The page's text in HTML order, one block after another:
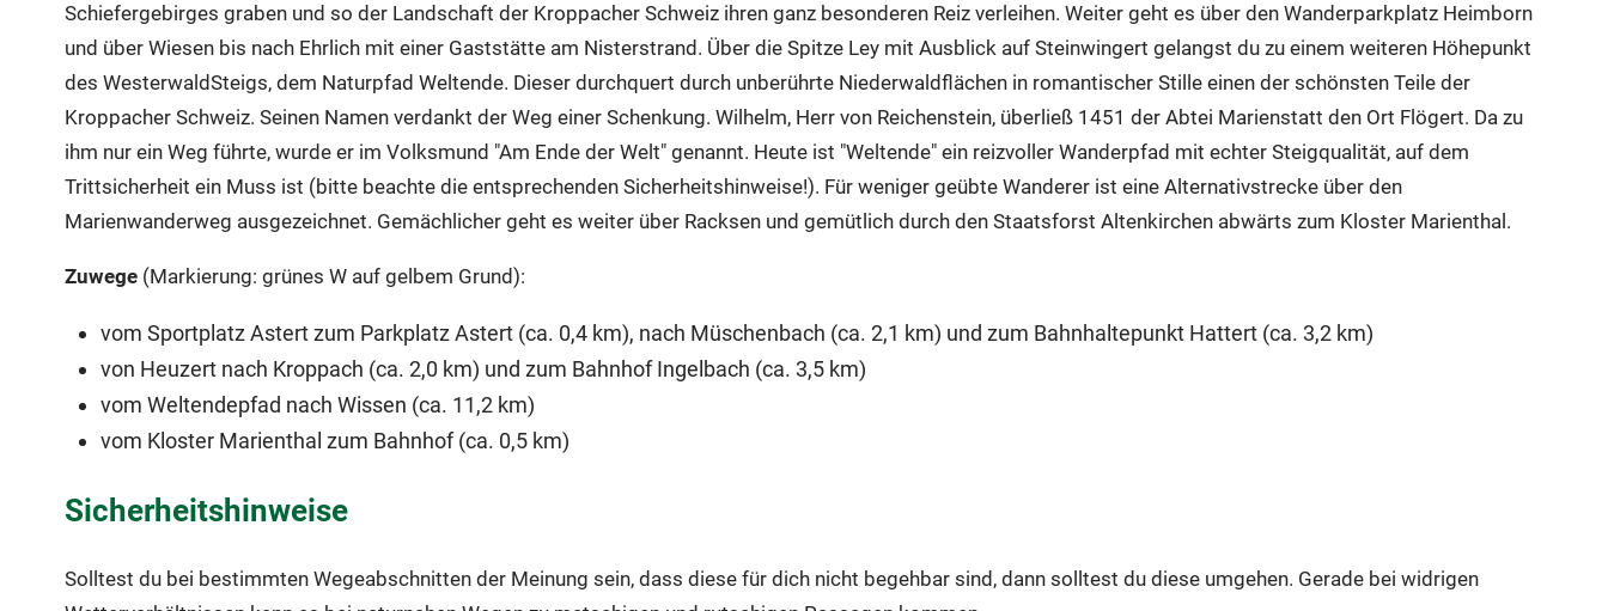
Schiefergebirges graben und so der Landschaft der Kroppacher Schweiz ihren ganz besonderen Reiz verleihen. Weiter geht es über den Wanderparkplatz Heimborn
und über Wiesen bis nach Ehrlich mit einer Gaststätte am Nisterstrand. Über die Spitze Ley mit Ausblick auf Steinwingert gelangst du zu einem weiteren Höhepunkt
des WesterwaldSteigs, dem Naturpfad Weltende. Dieser durchquert durch unberührte Niederwaldflächen in romantischer Stille einen der schönsten Teile der
Kroppacher Schweiz. Seinen Namen verdankt der Weg einer Schenkung. Wilhelm, Herr von Reichenstein, überließ 1451 der Abtei Marienstatt den Ort Flögert. Da zu
ihm nur ein Weg führte, wurde er im Volksmund "Am Ende der Welt" genannt. Heute ist "Weltende" ein reizvoller Wanderpfad mit echter Steigqualität, auf dem
Trittsicherheit ein Muss ist (bitte beachte die entsprechenden Sicherheitshinweise!). Für weniger geübte Wanderer ist eine Alternativstrecke über den
Marienwanderweg ausgezeichnet. Gemächlicher geht es weiter über Racksen und gemütlich durch den Staatsforst Altenkirchen abwärts zum Kloster Marienthal.
Zuwege (Markierung: grünes W auf gelbem Grund):
vom Sportplatz Astert zum Parkplatz Astert (ca. 0,4 km), nach Müschenbach (ca. 2,1 km) und zum Bahnhaltepunkt Hattert (ca. 3,2 km)
von Heuzert nach Kroppach (ca. 2,0 km) und zum Bahnhof Ingelbach (ca. 3,5 km)
vom Weltendepfad nach Wissen (ca. 11,2 km)
vom Kloster Marienthal zum Bahnhof (ca. 0,5 km)
Sicherheitshinweise
Solltest du bei bestimmten Wegeabschnitten der Meinung sein, dass diese für dich nicht begehbar sind, dann solltest du diese umgehen. Gerade bei widrigen